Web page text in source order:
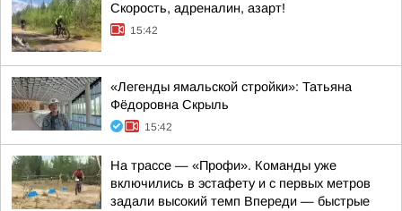
Скорость, адреналин, азарт!
15:42
«Легенды ямальской стройки»: Татьяна
Фёдоровна Скрыль
15:42
На трассе — «Профи». Команды уже
включились в эстафету и с первых метров
задали высокий темп Впереди — быстрые